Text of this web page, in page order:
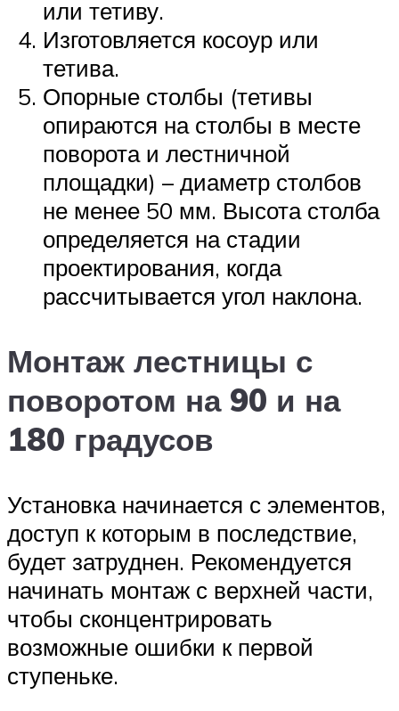
или тетиву.
Изготовляется косоур или
тетива.
Опорные столбы (тетивы
опираются на столбы в месте
поворота и лестничной
площадки) – диаметр столбов
не менее 50 мм. Высота столба
определяется на стадии
проектирования, когда
рассчитывается угол наклона.
Монтаж лестницы с
поворотом на 90 и на
180 градусов
Установка начинается с элементов,
доступ к которым в последствие,
будет затруднен. Рекомендуется
начинать монтаж с верхней части,
чтобы сконцентрировать
возможные ошибки к первой
ступеньке.